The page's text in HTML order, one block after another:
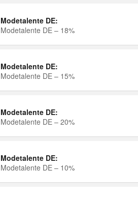
Modetalente DE:
Modetalente DE – 18%
Modetalente DE:
Modetalente DE – 15%
Modetalente DE:
Modetalente DE – 20%
Modetalente DE:
Modetalente DE – 10%